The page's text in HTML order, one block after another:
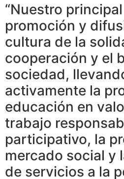
“Nuestro
promoción y
cultura de la
cooperación y el
sociedad,
activamente la
educación en
trabajo
participativo, la
mercado social y
de servicios a la